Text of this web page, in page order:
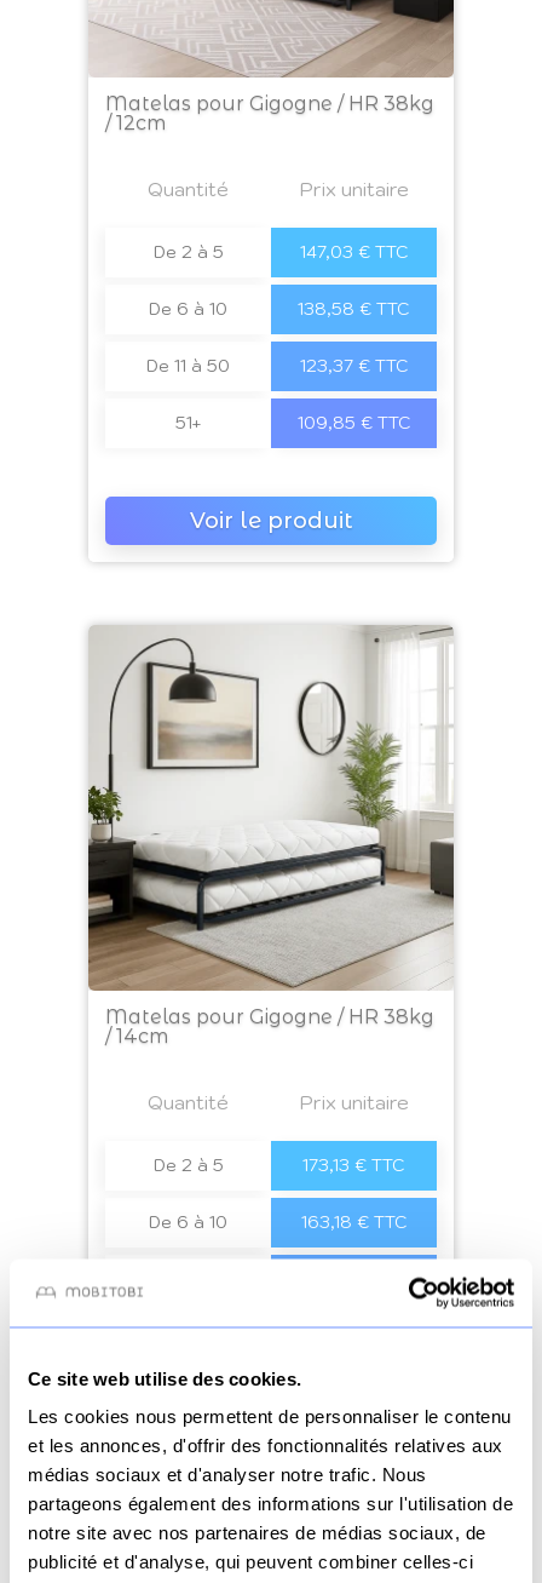
Ce site web utilise des cookies.
Les cookies nous permettent de personnaliser le contenu
et les annonces, d'offrir des fonctionnalités relatives aux
médias sociaux et d'analyser notre trafic. Nous
partageons également des informations sur l'utilisation de
notre site avec nos partenaires de médias sociaux, de
publicité et d'analyse, qui peuvent combiner celles-ci
Matelas pour Gigogne / HR 38kg
/ 12cm
Quantité Prix unitaire
De 2 à 5 147,03 € TTC
De 6 à 10 138,58 € TTC
De 11 à 50 123,37 € TTC
51+ 109,85 € TTC
Voir le produit
Matelas pour Gigogne / HR 38kg
/ 14cm
Quantité Prix unitaire
De 2 à 5 173,13 € TTC
De 6 à 10 163,18 € TTC
51+ 129,35 € TTC
Voir le produit